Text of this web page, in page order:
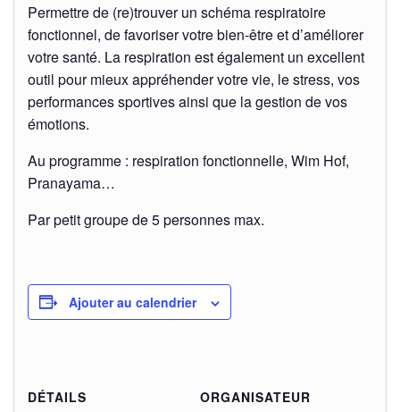
Permettre de (re)trouver un schéma respiratoire
fonctionnel, de favoriser votre bien-être et d’améliorer
votre santé. La respiration est également un excellent
outil pour mieux appréhender votre vie, le stress, vos
performances sportives ainsi que la gestion de vos
émotions.
Au programme : respiration fonctionnelle, Wim Hof,
Pranayama…
Par petit groupe de 5 personnes max.
Ajouter au calendrier
DÉTAILS
ORGANISATEUR